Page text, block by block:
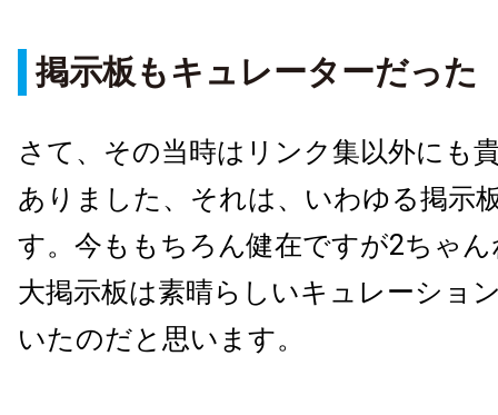
掲示板もキュレーターだった
さて、その当時はリンク集以外にも
ありました、それは、いわゆる掲示
す。今ももちろん健在ですが2ちゃ
大掲示板は素晴らしいキュレーショ
いたのだと思います。